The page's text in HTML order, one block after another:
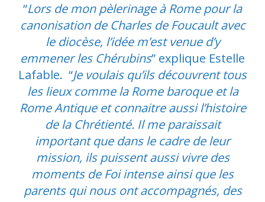
“Lors de mon pèlerinage à Rome pour la
canonisation de Charles de Foucault avec
le diocèse, l’idée m’est venue d’y
emmener les Chérubins” explique Estelle
Lafable. “Je voulais qu’ils découvrent tous
les lieux comme la Rome baroque et la
Rome Antique et connaitre aussi l’histoire
de la Chrétienté. Il me paraissait
important que dans le cadre de leur
mission, ils puissent aussi vivre des
moments de Foi intense ainsi que les
parents qui nous ont accompagnés, des